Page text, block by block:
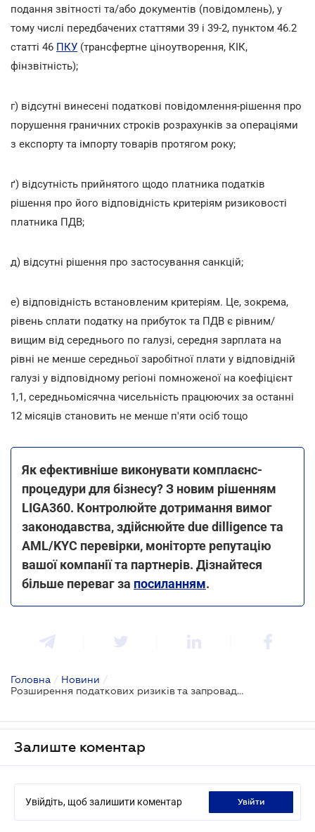
подання звітності та/або документів (повідомлень), у
тому числі передбачених статтями 39 і 39-2, пунктом 46.2
статті 46 ПКУ (трансфертне ціноутворення, КІК,
фінзвітність);
г) відсутні винесені податкові повідомлення-рішення про
порушення граничних строків розрахунків за операціями
з експорту та імпорту товарів протягом року;
ґ) відсутність прийнятого щодо платника податків
рішення про його відповідність критеріям ризиковості
платника ПДВ;
д) відсутні рішення про застосування санкцій;
е) відповідність встановленим критеріям. Це, зокрема,
рівень сплати податку на прибуток та ПДВ є рівним/
вищим від середнього по галузі, середня зарплата на
рівні не менше середньої заробітної плати у відповідній
галузі у відповідному регіоні помноженої на коефіцієнт
1,1, середньомісячна чисельність працюючих за останні
12 місяців становить не менше п'яти осіб тощо
Як ефективніше виконувати комплаєнс-
процедури для бізнесу? З новим рішенням
LIGA360. Контролюйте дотримання вимог
законодавства, здійснюйте due dilligence та
AML/KYC перевірки, моніторте репутацію
вашої компанії та партнерів. Дізнайтеся
більше переваг за посиланням.
Головна / Новини /
Розширення податкових ризиків та запровадження комплаєнсу: законопроєкт про "Клуб білого бізнесу" вже в Раді
Залиште коментар
Увійдіть, щоб залишити коментар увійти